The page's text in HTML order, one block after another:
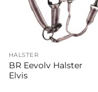
HALSTER
BR Eevolv Halster
Elvis